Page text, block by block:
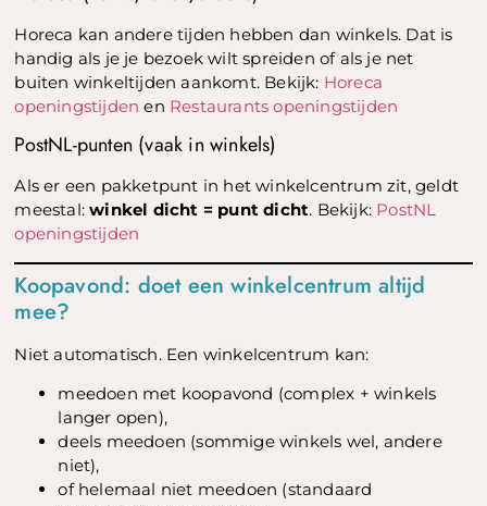
Horeca kan andere tijden hebben dan winkels. Dat is
handig als je je bezoek wilt spreiden of als je net
buiten winkeltijden aankomt. Bekijk: Horeca
openingstijden en Restaurants openingstijden
PostNL-punten (vaak in winkels)
Als er een pakketpunt in het winkelcentrum zit, geldt
meestal:winkel dicht = punt dicht. Bekijk: PostNL
openingstijden
Koopavond: doet een winkelcentrum altijd
mee?
Niet automatisch. Een winkelcentrum kan:
meedoen met koopavond (complex + winkels
langer open),
deels meedoen (sommige winkels wel, andere
niet),
of helemaal niet meedoen (standaard